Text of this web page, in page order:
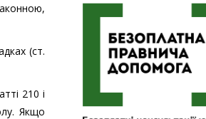
(ст.
210 і
Якщо